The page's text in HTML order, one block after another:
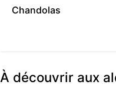
Chandolas
À découvrir aux